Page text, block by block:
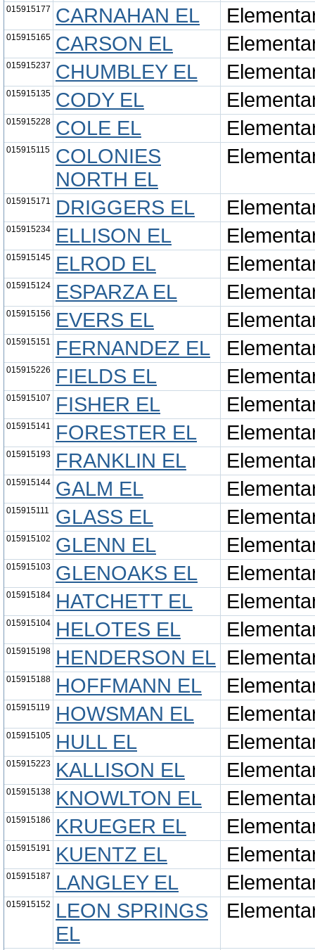
015915177 CARNAHAN EL
015915165 CARSON EL
015915237 CHUMBLEY EL
015915135 CODY EL
015915228 COLE EL
015915115
COLONIES
NORTH EL
015915171 DRIGGERS EL
015915234 ELLISON EL
015915145 ELROD EL
015915124 ESPARZA EL
015915156 EVERS EL
015915151 FERNANDEZ EL
015915226 FIELDS EL
015915107 FISHER EL
015915141 FORESTER EL
015915193 FRANKLIN EL
015915144 GALM EL
015915111 GLASS EL
015915102 GLENN EL
015915103 GLENOAKS EL
015915184 HATCHETT EL
015915104 HELOTES EL
015915198 HENDERSON EL
015915188 HOFFMANN EL
015915119 HOWSMAN EL
015915105 HULL EL
015915223 KALLISON EL
015915138 KNOWLTON EL
015915186 KRUEGER EL
015915191 KUENTZ EL
015915187 LANGLEY EL
015915152
LEON SPRINGS
EL